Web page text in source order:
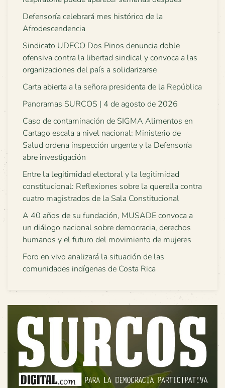
Defensoría celebrará mes histórico de la
Afrodescendencia
Sindicato UDECO Dos Pinos denuncia doble
ofensiva contra la libertad sindical y convoca a las
organizaciones del país a solidarizarse
Carta abierta a la señora presidenta de la República
Panoramas SURCOS | 4 de agosto de 2026
Caso de contaminación de SIGMA Alimentos en
Cartago escala a nivel nacional: Ministerio de
Salud ordena inspección urgente y la Defensoría
abre investigación
Entre la legitimidad electoral y la legitimidad
constitucional: Reflexiones sobre la querella contra
cuatro magistrados de la Sala Constitucional
A 40 años de su fundación, MUSADE convoca a
un diálogo nacional sobre democracia, derechos
humanos y el futuro del movimiento de mujeres
Foro en vivo analizará la situación de las
comunidades indígenas de Costa Rica